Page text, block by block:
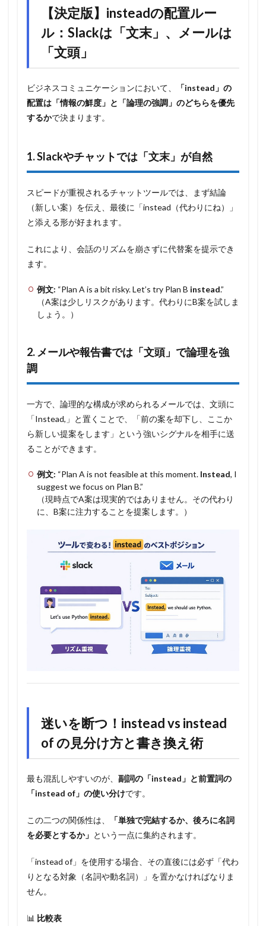
【決定版】insteadの配置ルー
ル：Slackは「文末」、メールは
「文頭」
ビジネスコミュニケーションにおいて、
「instead」の
配置は「情報の鮮度」と「論理の強調」のどちらを優先
するかで決まります。
1. Slackやチャットでは「文末」が自然
スピードが重視されるチャットツールでは、まず結論
（新しい案）を伝え、最後に「instead（代わりにね）」
と添える形が好まれます。
これにより、会話のリズムを崩さずに代替案を提示でき
ます。
例文: “Plan A is a bit risky. Let’s try Plan B instead.”
（A案は少しリスクがあります。代わりにB案を試しま
しょう。）
2. メールや報告書では「文頭」で論理を強
調
一方で、論理的な構成が求められるメールでは、文頭に
「Instead,」と置くことで、「前の案を却下し、ここか
ら新しい提案をします」という強いシグナルを相手に送
ることができます。
例文: “Plan A is not feasible at this moment. Instead, I
suggest we focus on Plan B.”
（現時点でA案は現実的ではありません。その代わり
に、B案に注力することを提案します。）
迷いを断つ！instead vs instead
of の見分け方と書き換え術
最も混乱しやすいのが、 副詞の「instead」と前置詞の
「instead of」の使い分けです。
この二つの関係性は、
「単独で完結するか、後ろに名詞
を必要とするか」 という一点に集約されます。
「instead of」を使用する場合、その直後には必ず「代わ
りとなる対象（名詞や動名詞）」を置かなければなりま
せん。
📊 比較表